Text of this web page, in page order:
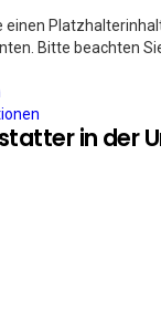
einen
Bitte beachten
in der